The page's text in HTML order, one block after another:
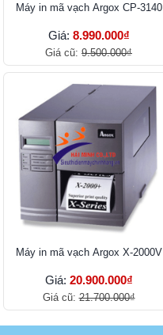
Máy in mã vạch Argox CP-3140
Giá: 8.990.000₫
Giá cũ: 9.500.000₫
Máy in mã vạch Argox X-2000V
Giá: 20.900.000₫
Giá cũ:21.700.000₫